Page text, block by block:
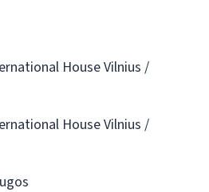
House Vilnius /
House Vilnius /